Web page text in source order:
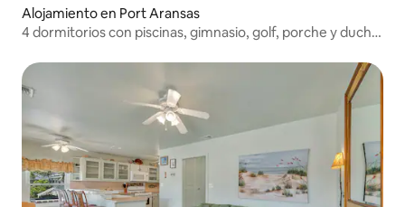
Alojamiento en Port Aransas
4 dormitorios con piscinas, gimnasio, golf, porche y ducha